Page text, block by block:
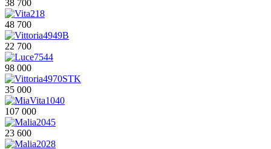
38 700
48 700
22 700
98 000
35 000
107 000
23 600